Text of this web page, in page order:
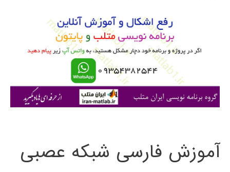
ی
آموزش فارسی شبکه عصبی